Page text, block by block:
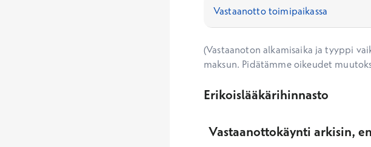
(Vastaanoton alkamisaika ja tyyppi
maksun. Pidätämme oikeudet
Erikoislääkärihinnasto
Vastaanottokäynti arkisin,